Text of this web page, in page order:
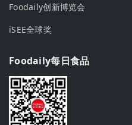
Foodaily创新博览会
iSEE全球奖
Foodaily每日食品